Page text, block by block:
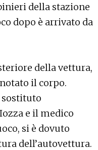
della stazione
dopo è arrivato da
della vettura,
il corpo.
e il medico
si è dovuto
dell’autovettura.